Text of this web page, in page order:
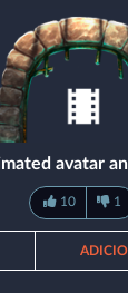
avatar
10 1